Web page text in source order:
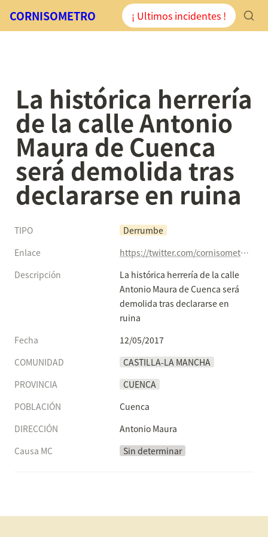
CORNISOMETRO ¡ Ultimos incidentes !
La histórica herrería
de la calle Antonio
Maura de Cuenca
será demolida tras
declararse en ruina
TIPO
Derrumbe
Enlace
https://twitter.com/cornisometro/status/862986885806923776
Descripción
La histórica herrería de la calle
Antonio Maura de Cuenca será
demolida tras declararse en
ruina
Fecha
12/05/2017
COMUNIDAD
CASTILLA-LA MANCHA
PROVINCIA
CUENCA
POBLACIÓN
Cuenca
DIRECCIÓN
Antonio Maura
Causa MC
Sin determinar